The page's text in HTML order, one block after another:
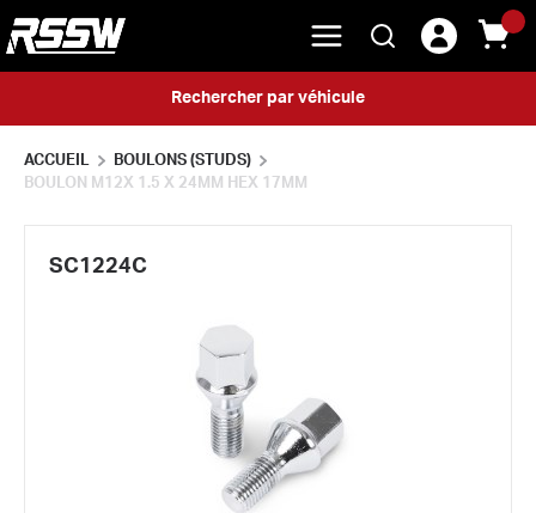
Skip to main content
menu Rechercher {0}
Rechercher par véhicule
ACCUEIL
BOULONS (STUDS)
BOULON M12X 1.5 X 24MM HEX 17MM
SC1224C